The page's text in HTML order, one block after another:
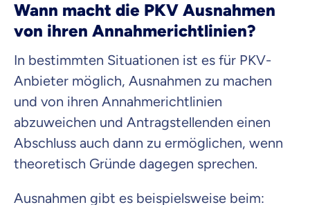
Wann macht die PKV Ausnahmen
von ihren Annahmerichtlinien?
In bestimmten Situationen ist es für PKV-
Anbieter möglich, Ausnahmen zu machen
und von ihren Annahmerichtlinien
abzuweichen und Antragstellenden einen
Abschluss auch dann zu ermöglichen, wenn
theoretisch Gründe dagegen sprechen.
Ausnahmen gibt es beispielsweise beim: